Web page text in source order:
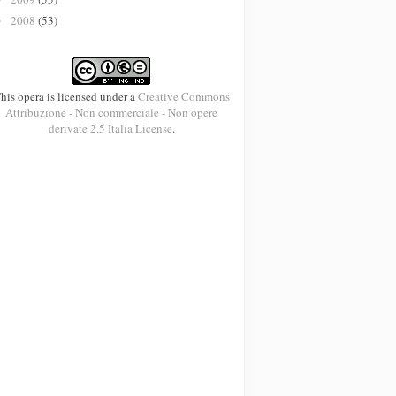
2008 (53)
opera is licensed under a Creative Commons
Attribuzione - Non commerciale - Non opere
derivate 2.5 Italia License.